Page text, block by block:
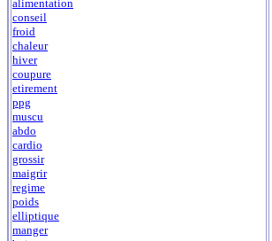
alimentation
conseil
froid
chaleur
hiver
coupure
etirement
ppg
muscu
abdo
cardio
grossir
maigrir
regime
poids
elliptique
manger